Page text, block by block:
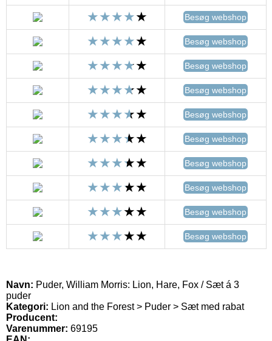
Besøg webshop
Besøg webshop
Besøg webshop
Besøg webshop
Besøg webshop
Besøg webshop
Besøg webshop
Besøg webshop
Besøg webshop
Besøg webshop
Navn: Puder, William Morris: Lion, Hare, Fox / Sæt á 3
puder
Kategori: Lion and the Forest > Puder > Sæt med rabat
Producent:
Varenummer: 69195